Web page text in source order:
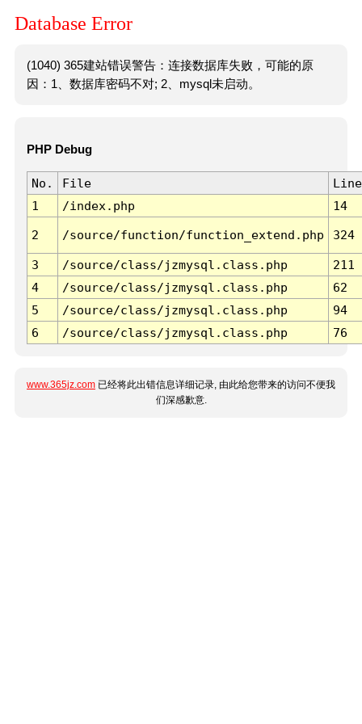
Database Error
(1040) 365建站错误警告：连接数据库失败，可能的原
因：1、数据库密码不对; 2、mysql未启动。
PHP Debug
No. File
Line
1
/index.php 14
2 /source/function/function_extend.php 324
3 /source/class/jzmysql.class.php
211
4
/source/class/jzmysql.class.php
62
5
/source/class/jzmysql.class.php
94
6
/source/class/jzmysql.class.php 76
www.365jz.com 已经将此出错信息详细记录, 由此给您带来的访问不便我
们深感歉意.